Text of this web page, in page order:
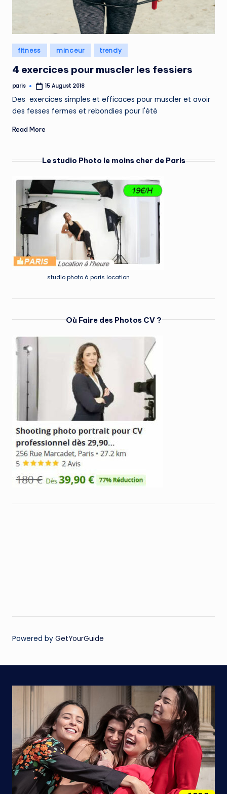
Posted
in
fitness minceur trendy
4 exercices pour muscler les fessiers
Posted
paris 15 August 2018
Des exercices simples et efficaces pour muscler et avoir
des fesses fermes et rebondies pour l'été
Read More
Le studio Photo le moins cher de Paris
studio photo à paris location
Où Faire des Photos CV ?
Powered by GetYourGuide